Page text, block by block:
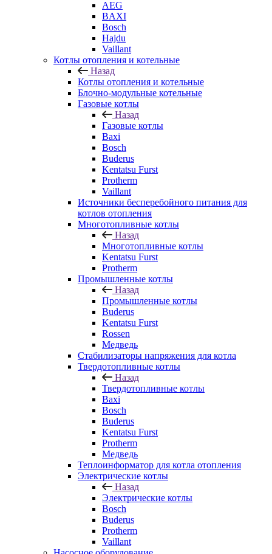
AEG
BAXI
Bosch
Hajdu
Vaillant
Котлы отопления и котельные
Назад
Котлы отопления и котельные
Блочно-модульные котельные
Газовые котлы
Назад
Газовые котлы
Baxi
Bosch
Buderus
Kentatsu Furst
Protherm
Vaillant
Источники бесперебойного питания для
котлов отопления
Многотопливные котлы
Назад
Многотопливные котлы
Kentatsu Furst
Protherm
Промышленные котлы
Назад
Промышленные котлы
Buderus
Kentatsu Furst
Rossen
Медведь
Стабилизаторы напряжения для котла
Твердотопливные котлы
Назад
Твердотопливные котлы
Baxi
Bosch
Buderus
Kentatsu Furst
Protherm
Медведь
Теплоинформатор для котла отопления
Электрические котлы
Назад
Электрические котлы
Bosch
Buderus
Protherm
Vaillant